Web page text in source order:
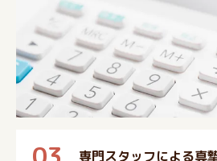
専門スタッフによる真